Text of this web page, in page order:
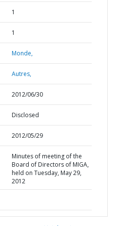
1
1
Monde,
Autres,
2012/06/30
Disclosed
2012/05/29
Minutes of meeting of the
Board of Directors of MIGA,
held on Tuesday, May 29,
2012